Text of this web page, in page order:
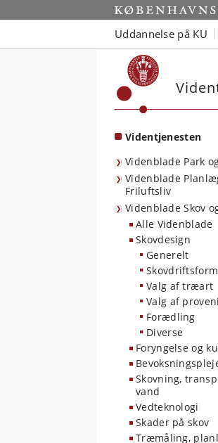
Start
Uddannelse på KU
Videntjenesten
Videnblade Park
Videnblade
Friluftsliv
Videnblade Skov
Alle Videnblade
Skovdesign
Generelt
Valg af træart
Valg af
Forædling
Diverse
Foryngelse og
Skovning,
vand
Vedteknologi
Skader på skov
Træmåling,